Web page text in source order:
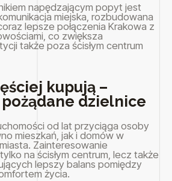
napędzającym popyt jest
miejska, rozbudowana
lepsze połączenia Krakowa z
co zwiększa
także poza ścisłym centrum
kupują –
dzielnice
od lat przyciąga osoby
mieszkań, jak i domów w
Zainteresowanie
na ścisłym centrum, lecz także
lepszy balans pomiędzy
życia.